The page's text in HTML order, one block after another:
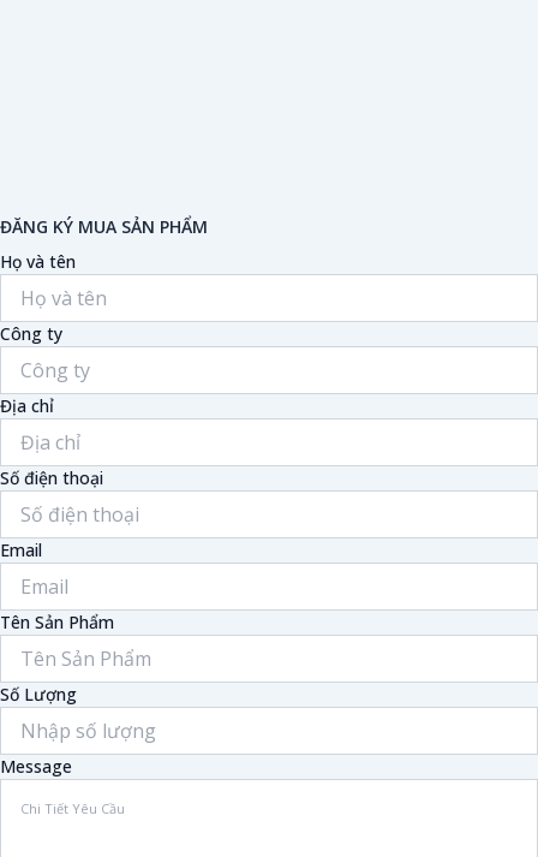
ĐĂNG KÝ MUA SẢN PHẨM
Họ và tên
Công ty
Địa chỉ
Số điện thoại
Email
Tên Sản Phẩm
Số Lượng
Message